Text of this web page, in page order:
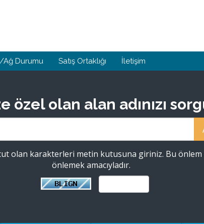
Ağ Durumu Satış Ortaklığı İletişim
özel olan alan adınızı
olan karakterleri metin kutusuna giriniz. Bu önlem
önlemek amacıyladır.